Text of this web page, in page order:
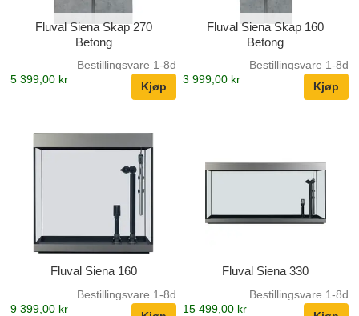
Fluval Siena Skap 270
Betong
Bestillingsvare 1-8d
5 399,00 kr
Fluval Siena Skap 160
Betong
Bestillingsvare 1-8d
3 999,00 kr
Fluval Siena 160
Bestillingsvare 1-8d
9 399,00 kr
Fluval Siena 330
Bestillingsvare 1-8d
15 499,00 kr